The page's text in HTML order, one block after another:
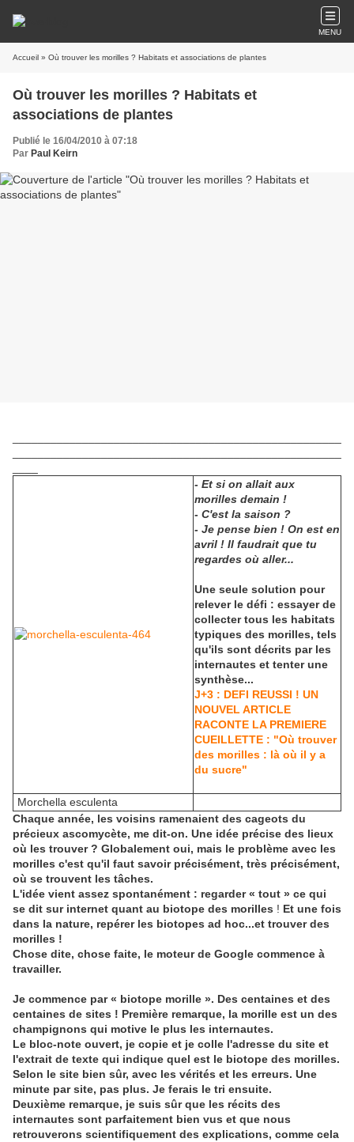
MENU
Accueil » Où trouver les morilles ? Habitats et associations de plantes
Où trouver les morilles ? Habitats et
associations de plantes
Publié le 16/04/2010 à 07:18
Par Paul Keirn
- Et si on allait aux
morilles demain !
- C'est la saison ?
- Je pense bien ! On est en
avril ! Il faudrait que tu
regardes où aller...
Une seule solution pour
relever le défi : essayer de
collecter tous les habitats
typiques des morilles, tels
qu'ils sont décrits par les
internautes et tenter une
synthèse...
J+3 : DEFI REUSSI ! UN
NOUVEL ARTICLE
RACONTE LA PREMIERE
CUEILLETTE : "Où trouver
des morilles : là où il y a
du sucre"
Morchella esculenta
Chaque année, les voisins ramenaient des cageots du
précieux ascomycète, me dit-on. Une idée précise des lieux
où les trouver ? Globalement oui, mais le problème avec les
morilles c'est qu'il faut savoir précisément, très précisément,
où se trouvent les tâches.
L'idée vient assez spontanément : regarder « tout » ce qui
se dit sur internet quant au biotope des morilles ! Et une fois
dans la nature, repérer les biotopes ad hoc...et trouver des
morilles !
Chose dite, chose faite, le moteur de Google commence à
travailler.
Je commence par « biotope morille ». Des centaines et des
centaines de sites ! Première remarque, la morille est un des
champignons qui motive le plus les internautes.
Le bloc-note ouvert, je copie et je colle l'adresse du site et
l'extrait de texte qui indique quel est le biotope des morilles.
Selon le site bien sûr, avec les vérités et les erreurs. Une
minute par site, pas plus. Je ferais le tri ensuite.
Deuxième remarque, je suis sûr que les récits des
internautes sont parfaitement bien vus et que nous
retrouverons scientifiquement des explications, comme cela